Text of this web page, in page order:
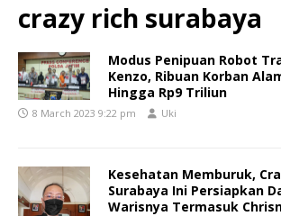
crazy rich surabaya
Modus Penipuan Robot
Kenzo, Ribuan Korban
Hingga Rp9 Triliun
8 March 2023 9:22 pm Uki
Kesehatan Memburuk,
Surabaya Ini Persiapkan
Warisnya Termasuk